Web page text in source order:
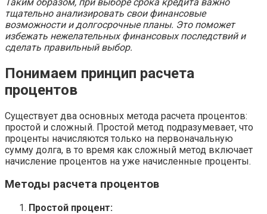
тщательно анализировать свои финансовые
возможности и долгосрочные планы. Это поможет
избежать нежелательных финансовых последствий и
сделать правильный выбор.
Понимаем принцип расчета
процентов
Существует два основных метода расчета процентов:
простой и сложный. Простой метод подразумевает, что
проценты начисляются только на первоначальную
сумму долга, в то время как сложный метод включает
начисление процентов на уже начисленные проценты.
Методы расчета процентов
Простой процент: